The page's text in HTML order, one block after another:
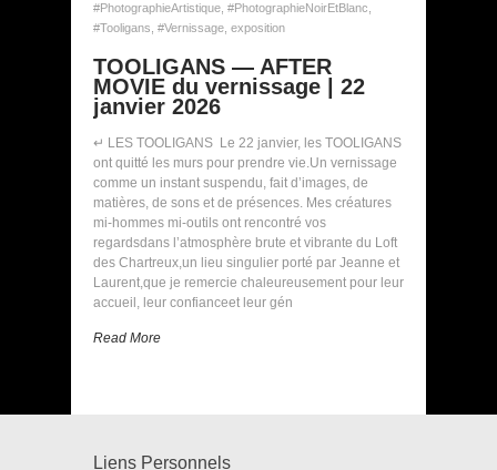
#PhotographieArtistique #PhotographieNoirEtBlanc
#Tooligans #Vernissage exposition
TOOLIGANS — AFTER
MOVIE du vernissage | 22
janvier 2026
↵ LES TOOLIGANS Le 22 janvier, les TOOLIGANS
ont quitté les murs pour prendre vie.Un vernissage
comme un instant suspendu, fait d’images, de
matières, de sons et de présences. Mes créatures
mi-hommes mi-outils ont rencontré vos
regardsdans l’atmosphère brute et vibrante du Loft
des Chartreux,un lieu singulier porté par Jeanne et
Laurent,que je remercie chaleureusement pour leur
accueil, leur confianceet leur gén
Read More
Liens Personnels